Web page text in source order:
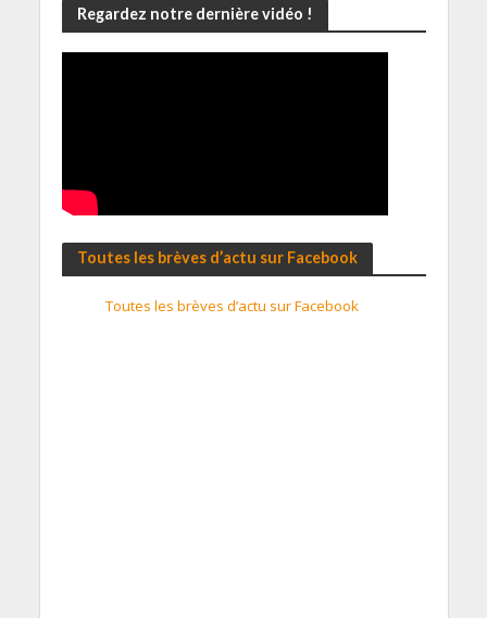
Regardez notre dernière vidéo !
Toutes les brèves d’actu sur Facebook
Toutes les brèves d’actu sur Facebook